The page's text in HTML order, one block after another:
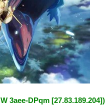
3aee-DPqm [27.83.189.204])